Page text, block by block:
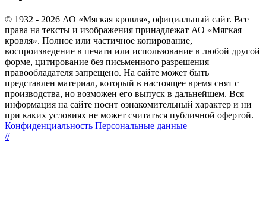
© 1932 - 2026 АО «Мягкая кровля», официальный сайт. Все
права на тексты и изображения принадлежат АО «Мягкая
кровля». Полное или частичное копирование,
воспроизведение в печати или использование в любой другой
форме, цитирование без письменного разрешения
правообладателя запрещено. На сайте может быть
представлен материал, который в настоящее время снят с
производства, но возможен его выпуск в дальнейшем. Вся
информация на сайте носит ознакомительный характер и ни
при каких условиях не может считаться публичной офертой.
Конфиденциальность Персональные данные
//